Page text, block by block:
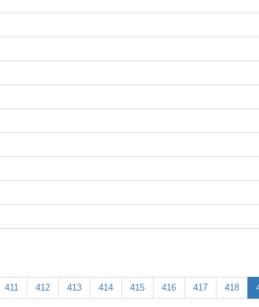
411 412 413 414 415 416 417 418